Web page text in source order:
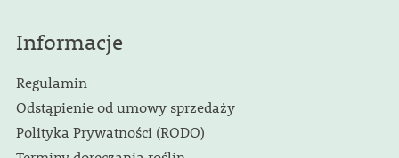
Informacje
Regulamin
Odstąpienie od umowy sprzedaży
Polityka Prywatności (RODO)